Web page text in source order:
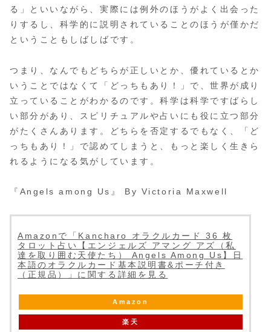
る」といいながら、実際には例外のほうがよく出会った
りするし、科学的に説明されていることのほうが僅かだ
ということもしばしばです。
つまり、なんでもどちらが正しいとか、優れているとか
いうことではなくて「どっちもあり！」で、世界が成り
立っていることがわかるのです。科学は科学ですばらし
い部分があり、スピリチュアルや占いにも役に立つ部分
がたくさんあります。どちらを否定するでもなく、「ど
っちもあり！」で認めてしまうと、もっと楽しく生きら
れるようになる気がしています。
『Angels among Us』 By Victoria Maxwell
Amazonで「Kancharo オラクルカード 36 枚
タロット占い【エンジェルズ アマング アズ（私
達を取り囲む天使たち） Angels Among Us】日
本語のオラクルカード基本説明書&ポーチ付き
（正規品）」に関する詳細を見る
Amazon
楽天